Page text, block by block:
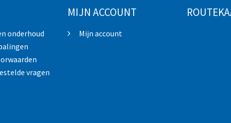
onderhoud
vragen
MIJN ACCOUNT
Mijn account